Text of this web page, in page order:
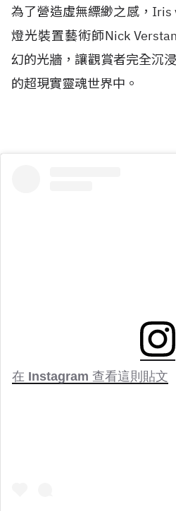
為了營造虛無縹緲之感，Iris
燈光裝置藝術師Nick
幻的光牆，讓觀賞者完全沉
的超現實靈魂世界中。
在 Instagram 查看這則貼文